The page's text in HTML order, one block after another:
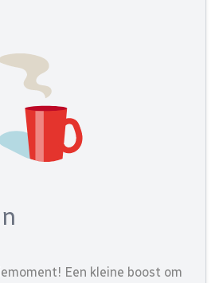
Een kleine boost om